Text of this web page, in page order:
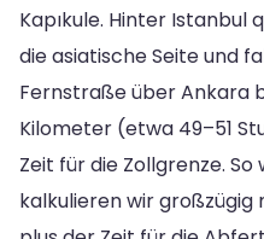
Kapıkule. Hinter Istanbul
die asiatische Seite und
Fernstraße über Ankara
Kilometer (etwa 49–51
Zeit für die Zollgrenze.
kalkulieren wir